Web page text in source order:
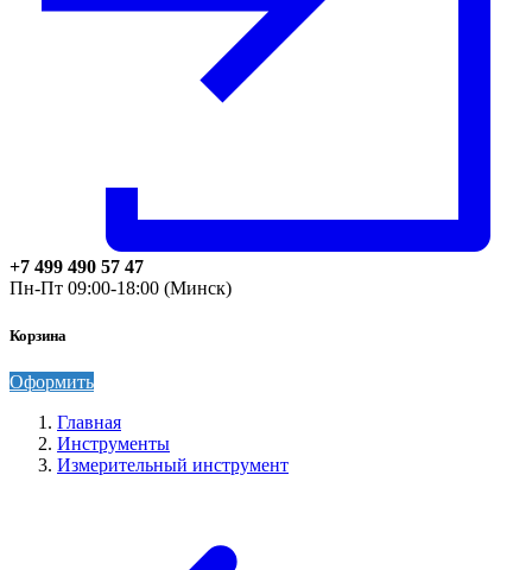
+7 499 490 57 47
Пн-Пт 09:00-18:00 (Минск)
Корзина
Оформить
Главная
Инструменты
Измерительный инструмент